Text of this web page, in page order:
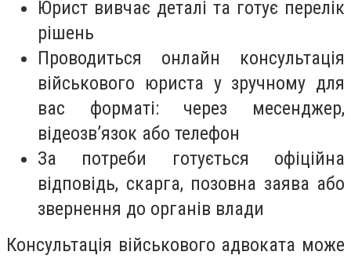
Юрист вивчає деталі та готує перелік
рішень
Проводиться онлайн консультація
військового юриста у зручному для
вас форматі: через месенджер,
відеозвʼязок або телефон
За потреби готується офіційна
відповідь, скарга, позовна заява або
звернення до органів влади
Консультація військового адвоката може